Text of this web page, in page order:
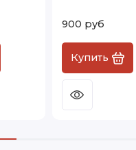
900 руб
Купить